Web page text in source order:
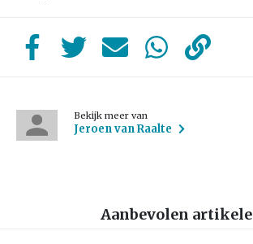
Bekijk meer van
Jeroen van Raalte
Aanbevolen